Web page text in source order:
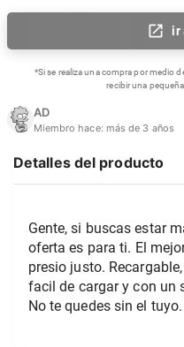
ir
*Si se realiza una compra por medio
recibir una
AD
Miembro hace: más de 3 años
Detalles del producto
Gente, si buscas estar
oferta es para ti. El
presio justo.
facil de cargar y con un
No te quedes sin el tuyo.